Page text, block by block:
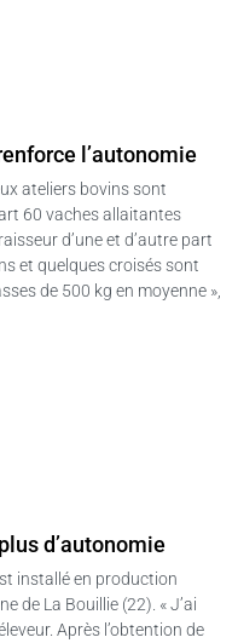
l’autonomie
ateliers bovins sont
60 vaches allaitantes
d’une et d’autre part
et quelques croisés sont
de 500 kg en moyenne »,
d’autonomie
installé en production
de La Bouillie (22). « J’ai
Après l’obtention de